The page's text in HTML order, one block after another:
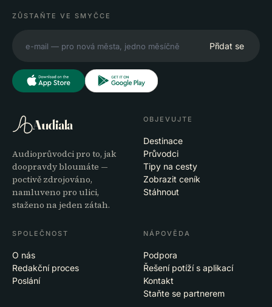
ZŮSTAŇTE VE SMYČCE
Přidat se
Audiala
Audioprůvodci pro to, jak
doopravdy bloumáte —
poctivě zdrojováno,
namluveno pro ulici,
staženo na jeden zátah.
OBJEVUJTE
Destinace
Průvodci
Tipy na cesty
Zobrazit ceník
Stáhnout
SPOLEČNOST
O nás
Redakční proces
Poslání
NÁPOVĚDA
Podpora
Řešení potíží s aplikací
Kontakt
Staňte se partnerem